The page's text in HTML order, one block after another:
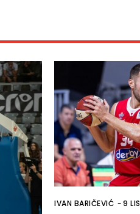
IVAN BARIČEVIĆ -9